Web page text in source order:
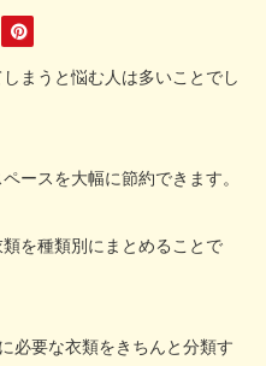
まうと悩む人は多いことでし
ースを大幅に節約できます。
を種類別にまとめることで
必要な衣類をきちんと分類す